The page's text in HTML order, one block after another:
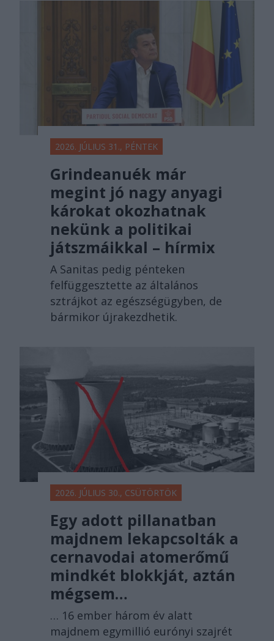
2026. JÚLIUS 31., PÉNTEK
Grindeanuék már
megint jó nagy anyagi
károkat okozhatnak
nekünk a politikai
játszmáikkal – hírmix
A Sanitas pedig pénteken
felfüggesztette az általános
sztrájkot az egészségügyben, de
bármikor újrakezdhetik.
2026. JÚLIUS 30., CSÜTÖRTÖK
Egy adott pillanatban
majdnem lekapcsolták a
cernavodai atomerőmű
mindkét blokkját, aztán
mégsem…
… 16 ember három év alatt
majdnem egymillió eurónyi szajrét